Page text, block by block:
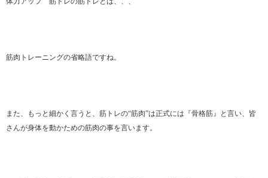
筋肉トレーニングの省略語ですね。
また、もっと細かく言うと、筋トレの“筋肉”は正式には『骨格筋』と言い、皆
さんが身体を動かための筋肉の事を言います。